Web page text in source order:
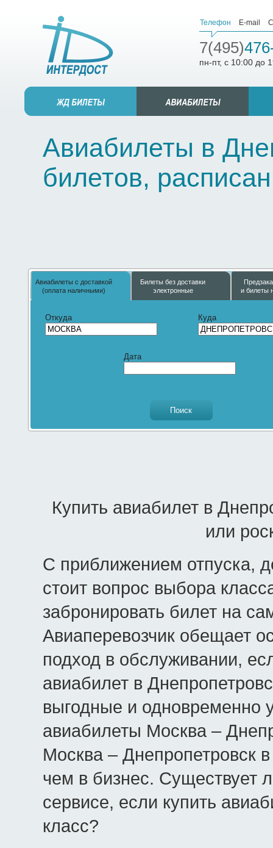
Телефон E-mail
7(495)
пн-пт, с 10:00 до
Авиабилеты в
билетов,
Авиабилеты с доставкой
(оплата наличными)
Билеты без доставки
электронные
и билеты
Откуда Куда
Дата
Купить авиабилет в
или
С приближением отпуска,
стоит вопрос выбора
забронировать билет на
Авиаперевозчик обещает
подход в обслуживании,
авиабилет в
выгодные и одновременно
авиабилеты Москва –
Москва – Днепропетровск
чем в бизнес. Существует
сервисе, если купить
класс?